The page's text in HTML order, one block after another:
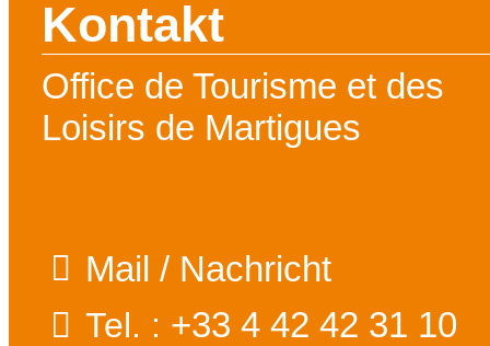
Kontakt
Office de Tourisme et des
Loisirs de Martigues
Mail / Nachricht
Tel. : +33 4 42 42 31 10